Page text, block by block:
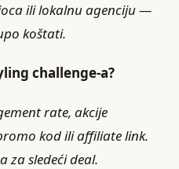
ili lokalnu agenciju —
koštati.
challenge-a?
rate, akcije
kod ili affiliate link.
za sledeći deal.